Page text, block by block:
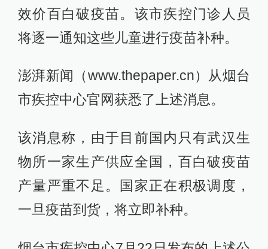
效价百白破疫苗。该市疾控门诊人员
将逐一通知这些儿童进行疫苗补种。
澎湃新闻（www.thepaper.cn）从烟台
市疾控中心官网获悉了上述消息。
该消息称，由于目前国内只有武汉生
物所一家生产供应全国，百白破疫苗
产量严重不足。国家正在积极调度，
一旦疫苗到货，将立即补种。